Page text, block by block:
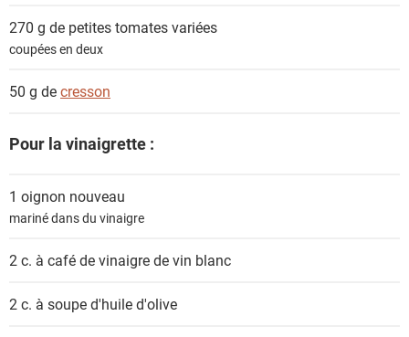
n
t
270 g de petitestomates variées
coupées en deux
50 g decresson
Pour la vinaigrette :
1 oignon nouveau
mariné dans du vinaigre
2 c. à café devinaigre de vin blanc
2 c. à souped'huile d'olive